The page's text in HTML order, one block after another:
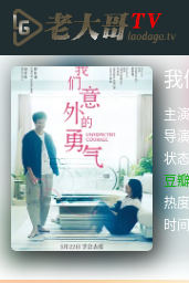
我
主
导演
状
豆
热
时间